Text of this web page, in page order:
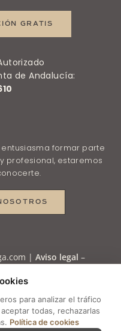
GRATIS
de Andalucía:
formar parte
profesional, estaremos
|Aviso legal –
Configurar cookies
para analizar el tráfico
todas, rechazarlas
Política de cookies